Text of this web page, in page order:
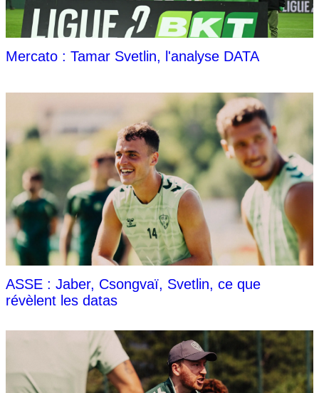
Mercato : Tamar Svetlin, l'analyse DATA
ASSE : Jaber, Csongvaï, Svetlin, ce que
révèlent les datas